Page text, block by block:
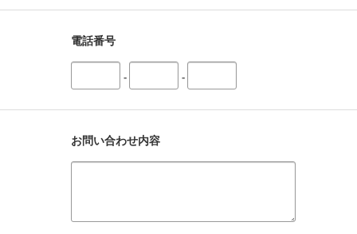
電話番号
- -
お問い合わせ内容